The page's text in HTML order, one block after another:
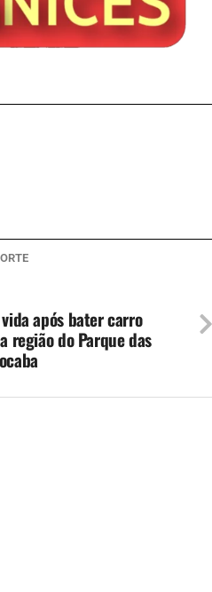
após bater carro
região do Parque das